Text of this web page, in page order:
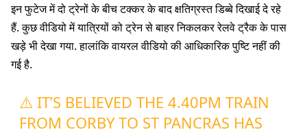
इन फुटेज में दो ट्रेनों के बीच टक्कर के बाद क्षतिग्रस्त डिब्बे दिखाई दे रहे
हैं. कुछ वीडियो में यात्रियों को ट्रेन से बाहर निकलकर रेलवे ट्रैक के पास
खड़े भी देखा गया. हालांकि वायरल वीडियो की आधिकारिक पुष्टि नहीं की
गई है.
⚠️ IT’S BELIEVED THE 4.40PM TRAIN
FROM CORBY TO ST PANCRAS HAS